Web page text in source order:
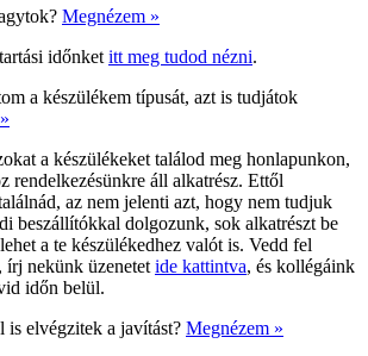
Megnézem »
időnket itt meg tudod nézni.
a készülékem típusát, azt is tudjátok
a készülékeket találod meg honlapunkon,
rendelkezésünkre áll alkatrész. Ettől
az nem jelenti azt, hogy nem tudjuk
beszállítókkal dolgozunk, sok alkatrészt be
a te készülékedhez valót is. Vedd fel
írj nekünk üzenetet ide kattintva, és kollégáink
időn belül.
is elvégzitek a javítást? Megnézem »